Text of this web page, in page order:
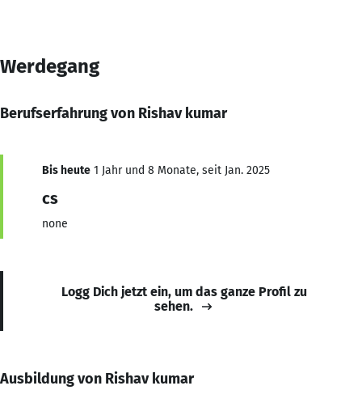
Werdegang
Berufserfahrung von Rishav kumar
Bis heute 1 Jahr und 8 Monate, seit Jan. 2025
cs
none
Logg Dich jetzt ein, um das ganze Profil zu
sehen.
Ausbildung von Rishav kumar